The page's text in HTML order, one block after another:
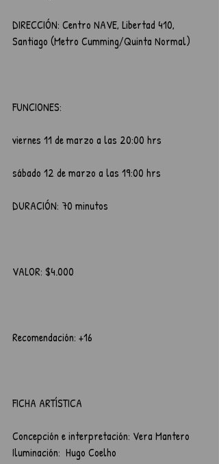
DIRECCIÓN: Centro NAVE, Libertad 410,
Santiago (Metro Cumming/Quinta Normal)
FUNCIONES:
viernes 11 de marzo a las 20:00 hrs
sábado 12 de marzo a las 19:00 hrs
DURACIÓN: 70 minutos
VALOR: $4.000
Recomendación: +16
FICHA ARTÍSTICA
Concepción e interpretación: Vera Mantero
Iluminación:  Hugo Coelho